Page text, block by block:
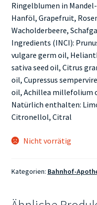
Ringelblumen in
Hanföl, Grapefruit,
Wacholderbeere,
Ingredients (INCI):
vulgare germ oil,
sativa seed oil, Citrus
oil, Cupressus
oil, Achillea millefolium
Natürlich enthalten:
Citronellol, Citral
Nicht vorrätig
Kategorien: Bahnhof-